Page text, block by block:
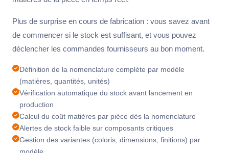
Plus de surprise en cours de fabrication : vous savez avant
de commencer si le stock est suffisant, et vous pouvez
déclencher les commandes fournisseurs au bon moment.
Définition de la nomenclature complète par modèle
(matières, quantités, unités)
Vérification automatique du stock avant lancement en
production
Calcul du coût matières par pièce dès la nomenclature
Alertes de stock faible sur composants critiques
Gestion des variantes (coloris, dimensions, finitions) par